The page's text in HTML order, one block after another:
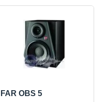
FAR OBS 5